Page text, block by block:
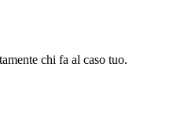
chi fa al caso tuo.